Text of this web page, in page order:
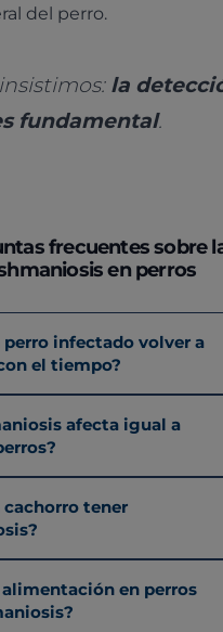
del perro.
la
fundamental.
frecuentes sobre
en perros
perro infectado volver a
el tiempo?
puede reactivarse si el
eso es importante hacer
afecta igual a
desarrollan
el parásito sin apenas
cachorro tener
puede haber
en perros